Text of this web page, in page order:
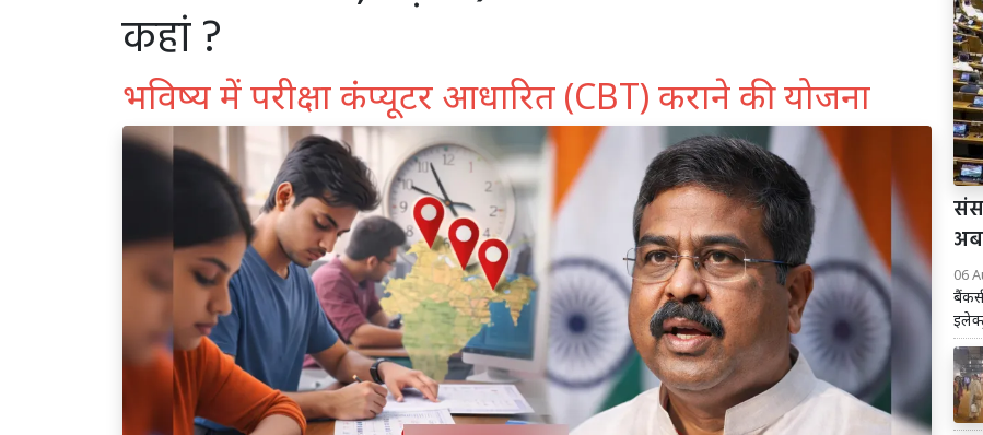
कहां ?
भविष्य में परीक्षा कंप्यूटर आधारित (CBT) कराने की योजना
अब
06